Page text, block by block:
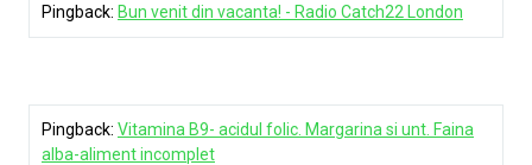
Pingback: Bun venit din vacanta! - Radio Catch22 London
Pingback: Vitamina B9- acidul folic. Margarina si unt. Faina
alba-aliment incomplet